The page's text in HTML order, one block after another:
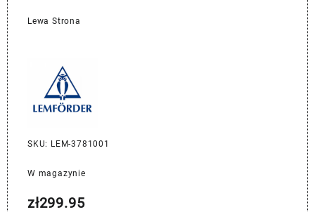
Lewa Strona
SKU: LEM-3781001
W magazynie
zł299.95